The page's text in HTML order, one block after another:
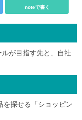
noteで書く
ルが目指す先と、自社
を探せる「ショッピン